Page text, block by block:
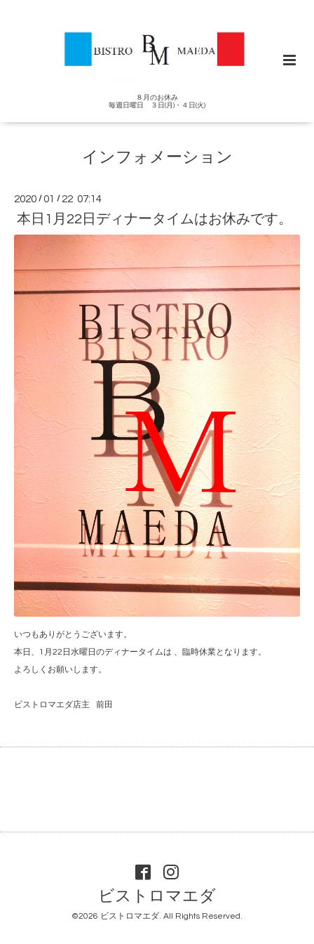
８月のお休み
毎週日曜日 ３日(月)・４日(火)
インフォメーション
2020 /01 / 22 07:14
本日1月22日ディナータイムはお休みです。
いつもありがとうございます。
本日、1月22日水曜日のディナータイムは 、臨時休業となります。
よろしくお願いします。
ビストロマエダ店主 前田
ビストロマエダ
©2026 ビストロマエダ. All Rights Reserved.